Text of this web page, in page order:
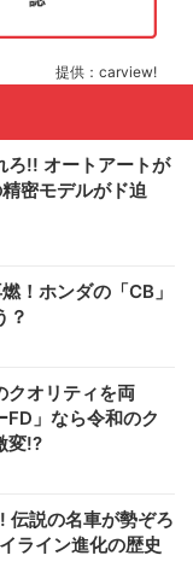
提供：carview!
ろ!! オートアートが
密モデルがド迫
！ホンダの「CB」
？
クオリティを両
」なら令和のク
変!?
伝説の名車が勢ぞろ
ライン進化の歴史